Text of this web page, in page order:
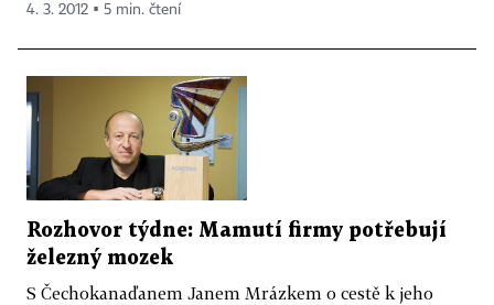
4. 3. 2012 ▪ 5 min. čtení
Rozhovor týdne: Mamutí firmy potřebují
železný mozek
S Čechokanaďanem Janem Mrázkem o cestě k jeho